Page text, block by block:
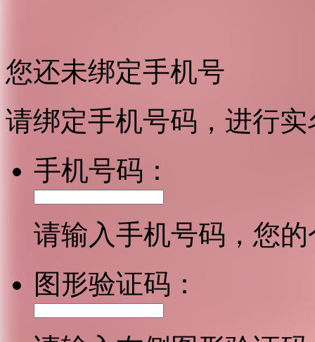
您还未绑定手机号
请绑定手机号码，进行
手机号码：
请输入手机号码，您
图形验证码：